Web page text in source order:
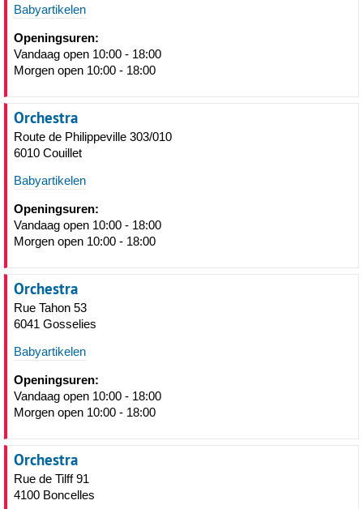
Babyartikelen
Openingsuren:
Vandaag open 10:00 - 18:00
Morgen open 10:00 - 18:00
Orchestra
Route de Philippeville 303/010
6010 Couillet
Babyartikelen
Openingsuren:
Vandaag open 10:00 - 18:00
Morgen open 10:00 - 18:00
Orchestra
Rue Tahon 53
6041 Gosselies
Babyartikelen
Openingsuren:
Vandaag open 10:00 - 18:00
Morgen open 10:00 - 18:00
Orchestra
Rue de Tilff 91
4100 Boncelles